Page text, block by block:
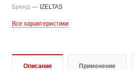
Бренд — IZELTAS
Все характеристики
Описание Применение